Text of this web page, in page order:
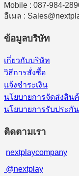
Mobile : 087-984-
อีเมล :
ข้อมูลบริษัท
เกี่ยวกับบริษัท
วิธีการสั่งซื้อ
แจ้งชำระเงิน
นโยบายการจัดส่งสิน
นโยบายการรับประกั
ติดตามเรา
nextplaycompany
@nextplay